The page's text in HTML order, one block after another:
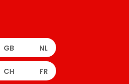
GB NL
CH FR